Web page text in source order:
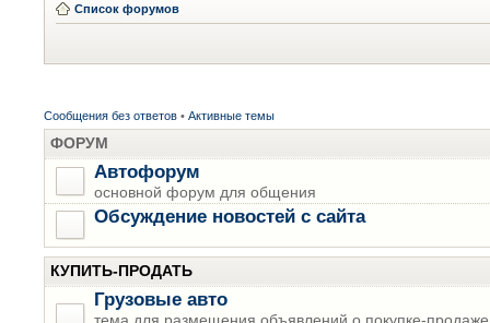
Список форумов
Сообщения без ответов • Активные темы
ФОРУМ
Автофорум
основной форум для общения
Обсуждение новостей с сайта
КУПИТЬ-ПРОДАТЬ
Грузовые авто
тема для размещения объявлений о покупке-продаже